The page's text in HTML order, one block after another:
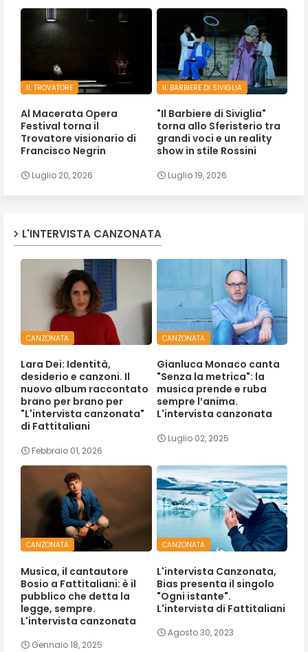
IL TROVATORE
Al Macerata Opera
Festival torna il
Trovatore visionario di
Francisco Negrin
Luglio 20, 2026
IL BARBIERE DI SIVIGLIA
"Il Barbiere di Siviglia"
torna allo Sferisterio tra
grandi voci e un reality
show in stile Rossini
Luglio 19, 2026
L'INTERVISTA CANZONATA
CANZONATA
Lara Dei: Identità,
desiderio e canzoni. Il
nuovo album raccontato
brano per brano per
"L'intervista canzonata"
di Fattitaliani
Febbraio 01, 2026
CANZONATA
Gianluca Monaco canta
"Senza la metrica": la
musica prende e ruba
sempre l’anima.
L'intervista canzonata
Luglio 02, 2025
CANZONATA
Musica, il cantautore
Bosio a Fattitaliani: è il
pubblico che detta la
legge, sempre.
L'intervista canzonata
Gennaio 18, 2025
CANZONATA
L'intervista Canzonata,
Bias presenta il singolo
"Ogni istante".
L'intervista di Fattitaliani
Agosto 30, 2023